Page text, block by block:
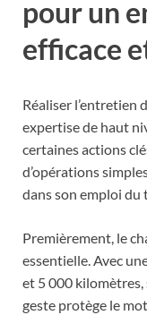
pour un
efficace
Réaliser l’entretien
expertise de haut
certaines actions
d’opérations
dans son emploi du
Premièrement, le
essentielle. Avec
et 5 000 kilomètres,
geste protège le